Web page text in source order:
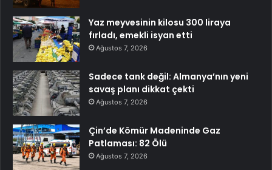
Yaz meyvesinin kilosu 300 liraya
fırladı, emekli isyan etti
Ağustos 7, 2026
Sadece tank değil: Almanya’nın yeni
savaş planı dikkat çekti
Ağustos 7, 2026
Çin’de Kömür Madeninde Gaz
Patlaması: 82 Ölü
Ağustos 7, 2026